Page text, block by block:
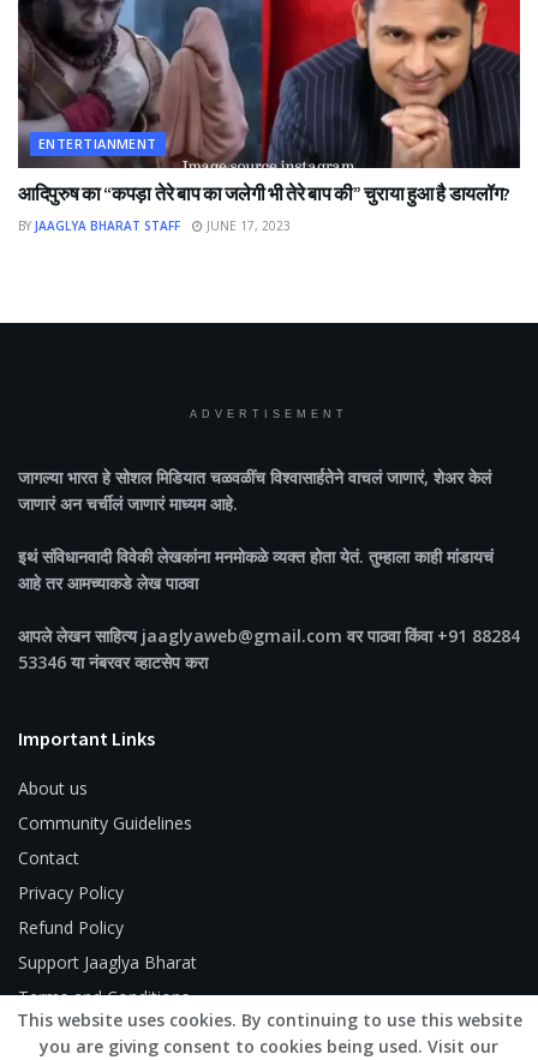
ENTERTIANMENT
आदिपुरुष का “कपड़ा तेरे बाप का जलेगी भी तेरे बाप की” चुराया हुआ है डायलॉग?
BY JAAGLYA BHARAT STAFF JUNE 17, 2023
ADVERTISEMENT
जागल्या भारतहे सोशल मिडियात चळवळींच विश्वासार्हतेने वाचलं जाणारं, शेअर केलं
जाणारं अन चर्चीलं जाणारं माध्यम आहे.
इथं संविधानवादी विवेकी लेखकांना मनमोकळे व्यक्त होता येतं. तुम्हाला काही मांडायचं
आहे तर आमच्याकडे लेख पाठवा
आपले लेखन साहित्य jaaglyaweb@gmail.com वर पाठवा किंवा +91 88284
53346 या नंबरवर व्हाटसेप करा
Important Links
About us
Community Guidelines
Contact
Privacy Policy
Refund Policy
Support Jaaglya Bharat
Terms and Conditions
This website uses cookies. By continuing to use this website
you are giving consent to cookies being used. Visit our